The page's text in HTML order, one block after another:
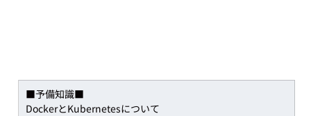
■予備知識■
DockerとKubernetesについて